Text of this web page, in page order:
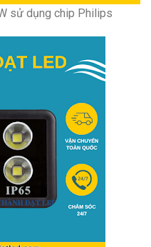
sử dụng chip Philips